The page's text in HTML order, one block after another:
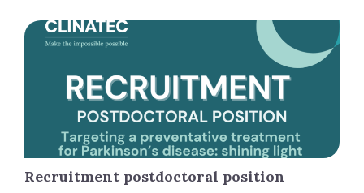
Recruitment postdoctoral position